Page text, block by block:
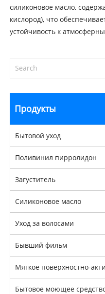
силиконовое масло,
кислород), что
устойчивость к
Продукты
Бытовой уход
Поливинил пирролидон
Загуститель
Силиконовое масло
Уход за волосами
Бывший фильм
Мягкое поверхностно-
Бытовое моющее